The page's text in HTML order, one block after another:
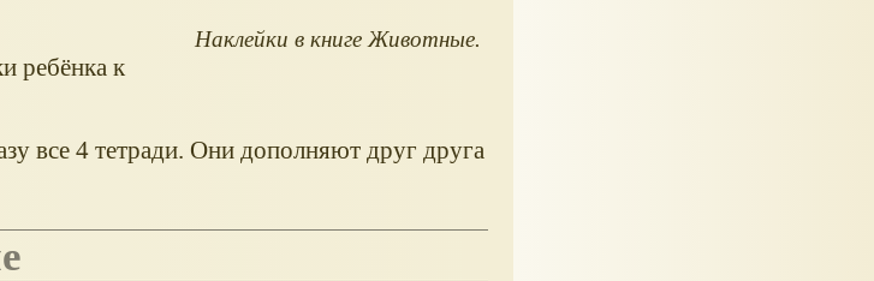
Наклейки в книге Животные.
ребёнка к
все 4 тетради. Они дополняют друг друга